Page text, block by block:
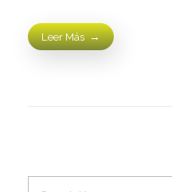
Leer Más